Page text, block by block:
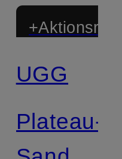
UGG
Plateau-